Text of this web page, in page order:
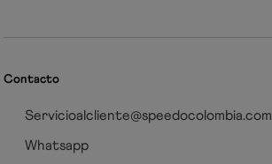
Contacto
Servicioalcliente@speedocolombia.com
Whatsapp